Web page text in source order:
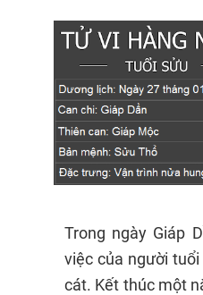
Trong ngày Giáp
việc của người
cát. Kết thúc một